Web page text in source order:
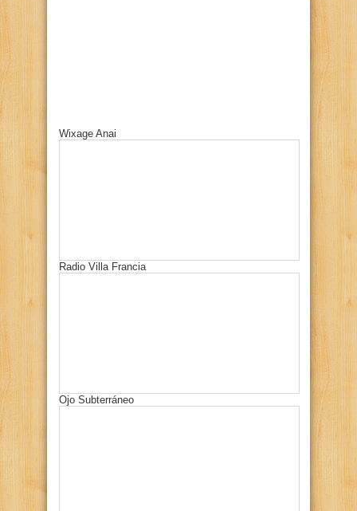
Wixage Anai
Radio Villa Francia
Ojo Subterráneo